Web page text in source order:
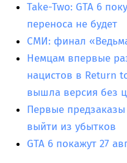
Take-Two: GTA 6
переноса не будет
СМИ: финал
Немцам впервые
нацистов в Return
вышла версия без
Первые предзаказы
выйти из убытков
GTA 6 покажут 27